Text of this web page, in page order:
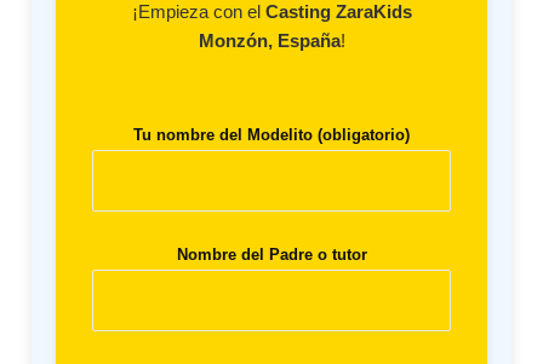
¡Empieza con el Casting ZaraKids
Monzón, España!
Tu nombre del Modelito (obligatorio)
Nombre del Padre o tutor